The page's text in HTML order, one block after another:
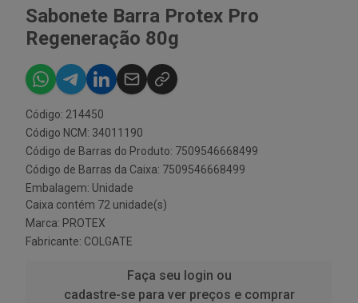
Sabonete Barra Protex Pro
Regeneração 80g
Código: 214450
Código NCM: 34011190
Código de Barras do Produto: 7509546668499
Código de Barras da Caixa: 7509546668499
Embalagem: Unidade
Caixa contém 72 unidade(s)
Marca: PROTEX
Fabricante: COLGATE
Faça seu login ou
cadastre-se para ver preços e comprar